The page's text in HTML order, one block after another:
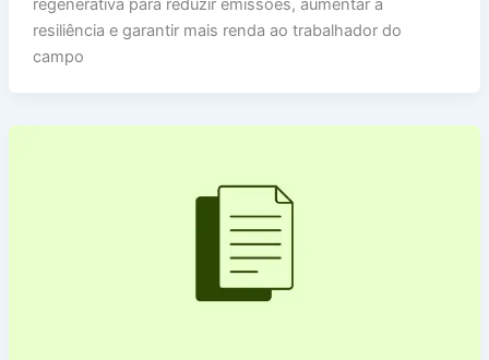
resiliência e garantir mais renda ao trabalhador do
campo